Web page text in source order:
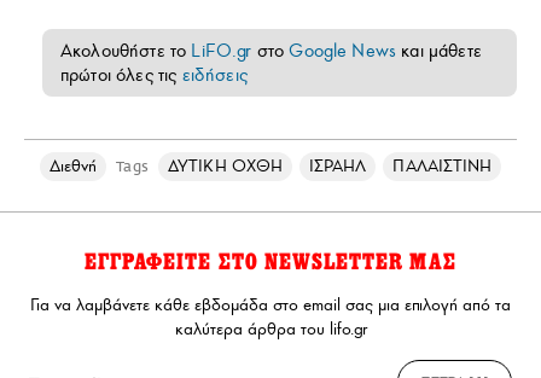
Ακολουθήστε το LiFO.gr στοGoogle News και μάθετε
πρώτοι όλες τις ειδήσεις
Διεθνή Tags ΔΥΤΙΚΗ ΟΧΘΗ ΙΣΡΑΗΛ ΠΑΛΑΙΣΤΙΝΗ
ΕΓΓΡΑΦΕΙΤΕ ΣΤΟ NEWSLETTER ΜΑΣ
Για να λαμβάνετε κάθε εβδομάδα στο email σας μια επιλογή από τα
καλύτερα άρθρα του lifo.gr